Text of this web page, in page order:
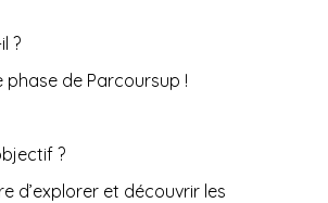
?
phase de Parcoursup !
?
d’explorer et découvrir les